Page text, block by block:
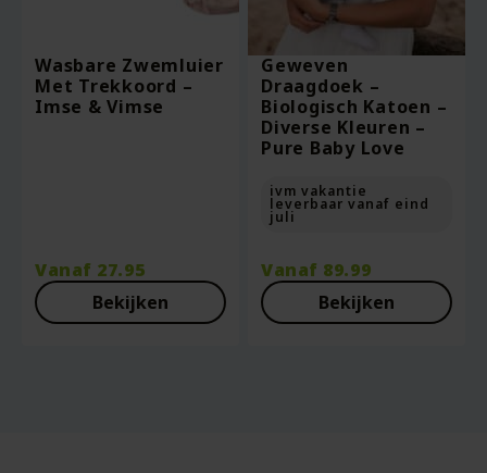
Wasbare Zwemluier
Met Trekkoord –
Imse & Vimse
Vanaf 27.95
Bekijken
Geweven
Draagdoek –
Biologisch Katoen –
Diverse Kleuren –
Pure Baby Love
ivm vakantie
leverbaar vanaf eind
juli
Vanaf 89.99
Bekijken